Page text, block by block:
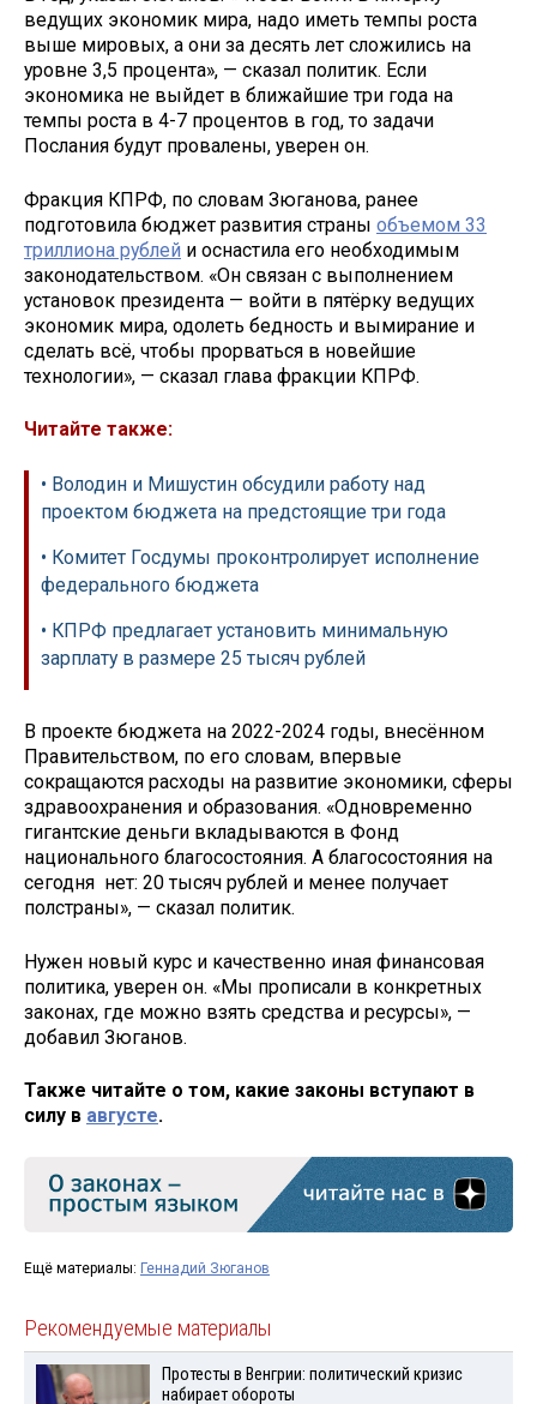
ведущих экономик мира, надо иметь темпы роста
выше мировых, а они за десять лет сложились на
уровне 3,5 процента», — сказал политик. Если
экономика не выйдет в ближайшие три года на
темпы роста в 4-7 процентов в год, то задачи
Послания будут провалены, уверен он.
Фракция КПРФ, по словам Зюганова, ранее
подготовила бюджет развития страны объемом 33
триллиона рублей и оснастила его необходимым
законодательством. «Он связан с выполнением
установок президента — войти в пятёрку ведущих
экономик мира, одолеть бедность и вымирание и
сделать всё, чтобы прорваться в новейшие
технологии», — сказал глава фракции КПРФ.
Читайте также:
• Володин и Мишустин обсудили работу над
проектом бюджета на предстоящие три года
• Комитет Госдумы проконтролирует исполнение
федерального бюджета
• КПРФ предлагает установить минимальную
зарплату в размере 25 тысяч рублей
В проекте бюджета на 2022-2024 годы, внесённом
Правительством, по его словам, впервые
сокращаются расходы на развитие экономики, сферы
здравоохранения и образования. «Одновременно
гигантские деньги вкладываются в Фонд
национального благосостояния. А благосостояния на
сегодня нет: 20 тысяч рублей и менее получает
полстраны», — сказал политик.
Нужен новый курс и качественно иная финансовая
политика, уверен он. «Мы прописали в конкретных
законах, где можно взять средства и ресурсы», —
добавил Зюганов.
Также читайте о том, какие законы вступают в
силу в августе.
Ещё материалы: Геннадий Зюганов
Рекомендуемые материалы
Протесты в Венгрии: политический кризис
набирает обороты